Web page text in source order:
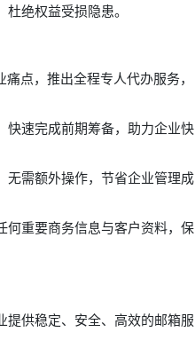
绝权益受损隐患。
点，推出全程专人代办服务，
快速完成前期筹备，助力企业快
无需额外操作，节省企业管理成
何重要商务信息与客户资料，保
提供稳定、安全、高效的邮箱服